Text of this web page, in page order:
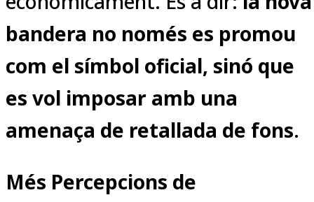
bandera no només es promou
com el símbol oficial, sinó que
es vol imposar amb una
amenaça de retallada de fons.
Més Percepcions de